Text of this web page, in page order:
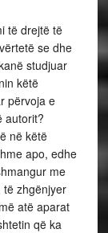
të drejtë të
se dhe
studjuar
këtë
përvoja e
autorit?
në këtë
apo, edhe
me
zhgënjyer
atë aparat
që ka